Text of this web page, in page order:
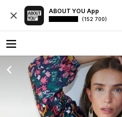
ABOUT YOU App
(152 700)